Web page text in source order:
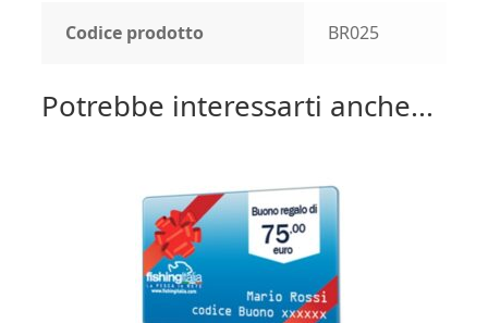
Codice prodotto BR025
Potrebbe interessarti anche...